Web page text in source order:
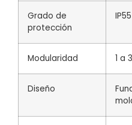
Grado de
protección
IP55
Modularidad 1 a
Diseño